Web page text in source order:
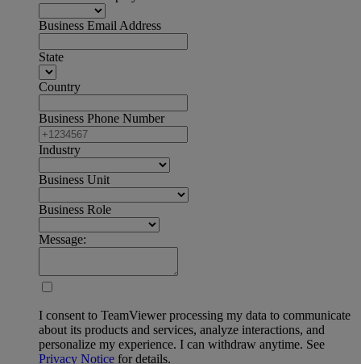
Business Email Address
State
Country
Business Phone Number
Industry
Business Unit
Business Role
Message:
I consent to TeamViewer processing my data to communicate
about its products and services, analyze interactions, and
personalize my experience. I can withdraw anytime. See
Privacy Notice for details.